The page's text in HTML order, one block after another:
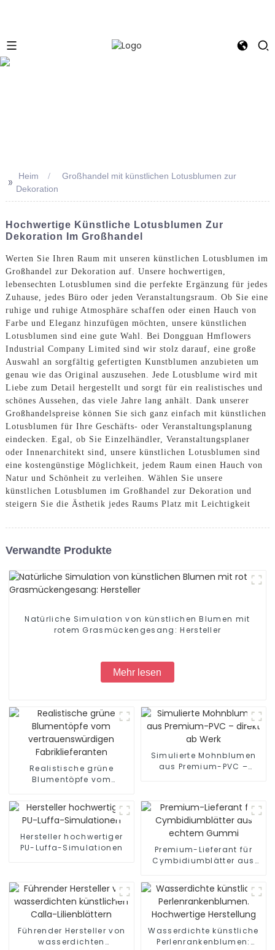
>> Heim
Großhandel mit künstlichen Lotusblumen zur
Dekoration
Hochwertige Künstliche Lotusblumen Zur
Dekoration Im Großhandel
Werten Sie Ihren Raum mit unseren künstlichen Lotusblumen im
Großhandel zur Dekoration auf. Unsere hochwertigen,
lebensechten Lotusblumen sind die perfekte Ergänzung für jedes
Zuhause, jedes Büro oder jeden Veranstaltungsraum. Ob Sie eine
ruhige und ruhige Atmosphäre schaffen oder einen Hauch von
Farbe und Eleganz hinzufügen möchten, unsere künstlichen
Lotusblumen sind eine gute Wahl. Bei Dongguan Hmflowers
Industrial Company Limited sind wir stolz darauf, eine große
Auswahl an sorgfältig gefertigten Kunstblumen anzubieten um
genau wie das Original auszusehen. Jede Lotusblume wird mit
Liebe zum Detail hergestellt und sorgt für ein realistisches und
schönes Aussehen, das viele Jahre lang anhält. Dank unserer
Großhandelspreise können Sie sich ganz einfach mit künstlichen
Lotusblumen für Ihre Geschäfts- oder Veranstaltungsplanung
eindecken. Egal, ob Sie Einzelhändler, Veranstaltungsplaner
oder Innenarchitekt sind, unsere künstlichen Lotusblumen sind
eine kostengünstige Möglichkeit, jedem Raum einen Hauch von
Natur und Schönheit zu verleihen. Wählen Sie unsere
künstlichen Lotusblumen im Großhandel zur Dekoration und
steigern Sie die Ästhetik jedes Raums Platz mit Leichtigkeit
Verwandte Produkte
Natürliche Simulation von künstlichen Blumen mit
rotem Grasmückengesang: Hersteller
Mehr lesen
Realistische grüne
Blumentöpfe vom
Fabriklieferanten
Simulierte Mohnblumen
aus Premium-PVC –
Hersteller hochwertiger
PU-Luffa-Simulationen
Premium-Lieferant für
Cymbidiumblätter aus
Führender Hersteller von
wasserdichten
Wasserdichte künstliche
Perlenrankenblumen: